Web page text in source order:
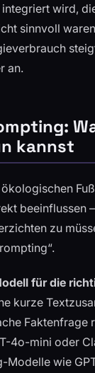
wird,
sinnvoll
an.
kannst
beeinflussen
zu
für die
kurze
Faktenfrage
4o-mini oder
Modelle wie